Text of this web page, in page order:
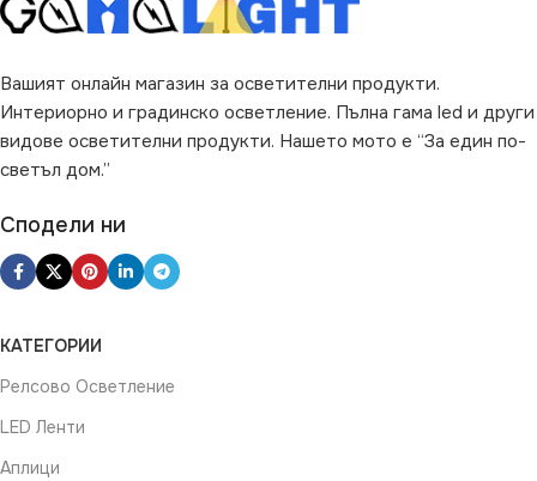
Вашият онлайн магазин за осветителни продукти.
Интериорно и градинско осветление. Пълна гама led и други
видове осветителни продукти. Нашето мото е “За един по-
светъл дом.”
Сподели ни
КАТЕГОРИИ
Релсово Осветление
LED Ленти
Аплици